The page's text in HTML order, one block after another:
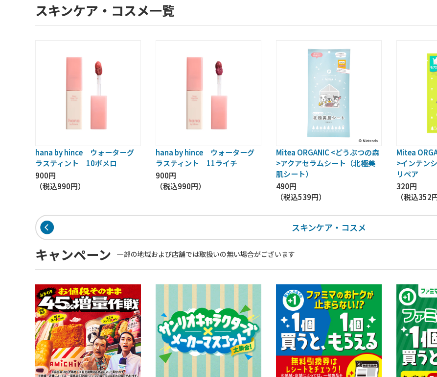
スキンケア・コスメ一覧
hana by hince ウォーターグ
ラスティント 10ポメロ
900円
（税込990円）
hana by hince ウォーターグ
ラスティント 11ライチ
900円
（税込990円）
Mitea ORGANIC <どうぶつの森
>アクアセラムシート（北極美
肌シート）
490円
（税込539円）
Mitea
>インテン
リペア
320円
（税込352
スキンケア・コスメ
キャンペーン 一部の地域および店舗では取扱いの無い場合がございます